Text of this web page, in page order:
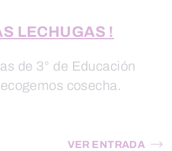
LECHUGAS !
de 3° de Educación
cosecha.
VER ENTRADA